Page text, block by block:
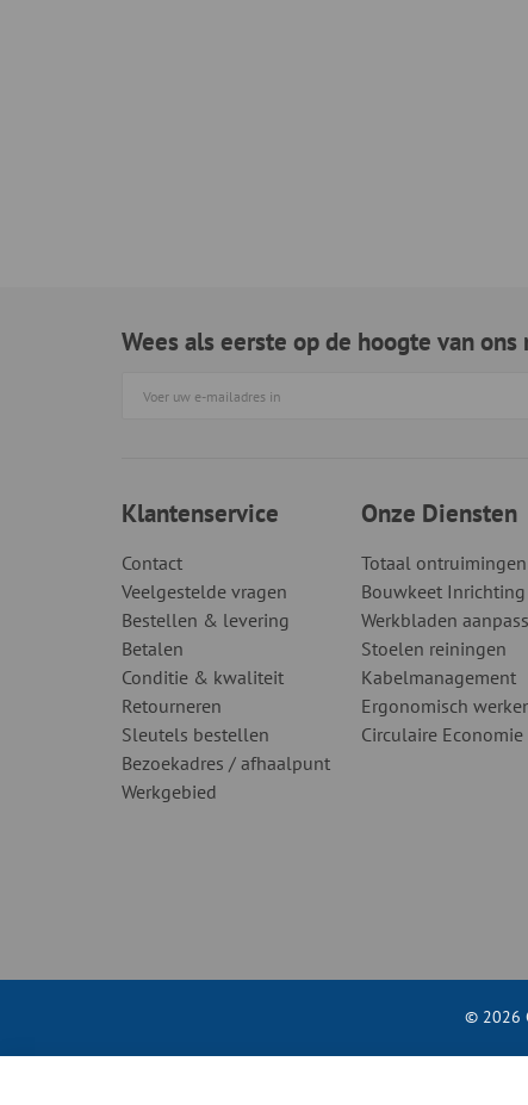
Wees als eerste op de hoogte van ons
Klantenservice
Contact
Veelgestelde vragen
Bestellen & levering
Betalen
Conditie & kwaliteit
Retourneren
Sleutels bestellen
Bezoekadres / afhaalpunt
Werkgebied
Onze Diensten
Totaal ontruimingen
Bouwkeet Inrichting
Werkbladen
Stoelen reiningen
Kabelmanagement
Ergonomisch
Circulaire Economie
© 2026